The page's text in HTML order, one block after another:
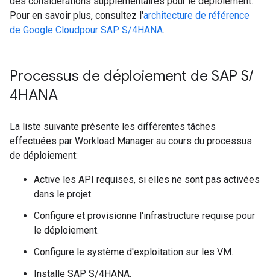
Pour en savoir plus, consultez l'architecture de référence
de Google Cloudpour SAP S/4HANA.
Processus de déploiement de SAP S/
4HANA
La liste suivante présente les différentes tâches
effectuées par Workload Manager au cours du processus
de déploiement:
Active les API requises, si elles ne sont pas activées
dans le projet.
Configure et provisionne l'infrastructure requise pour
le déploiement.
Configure le système d'exploitation sur les VM.
Installe SAP S/4HANA.